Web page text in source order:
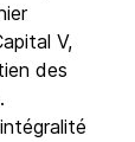
V,
des